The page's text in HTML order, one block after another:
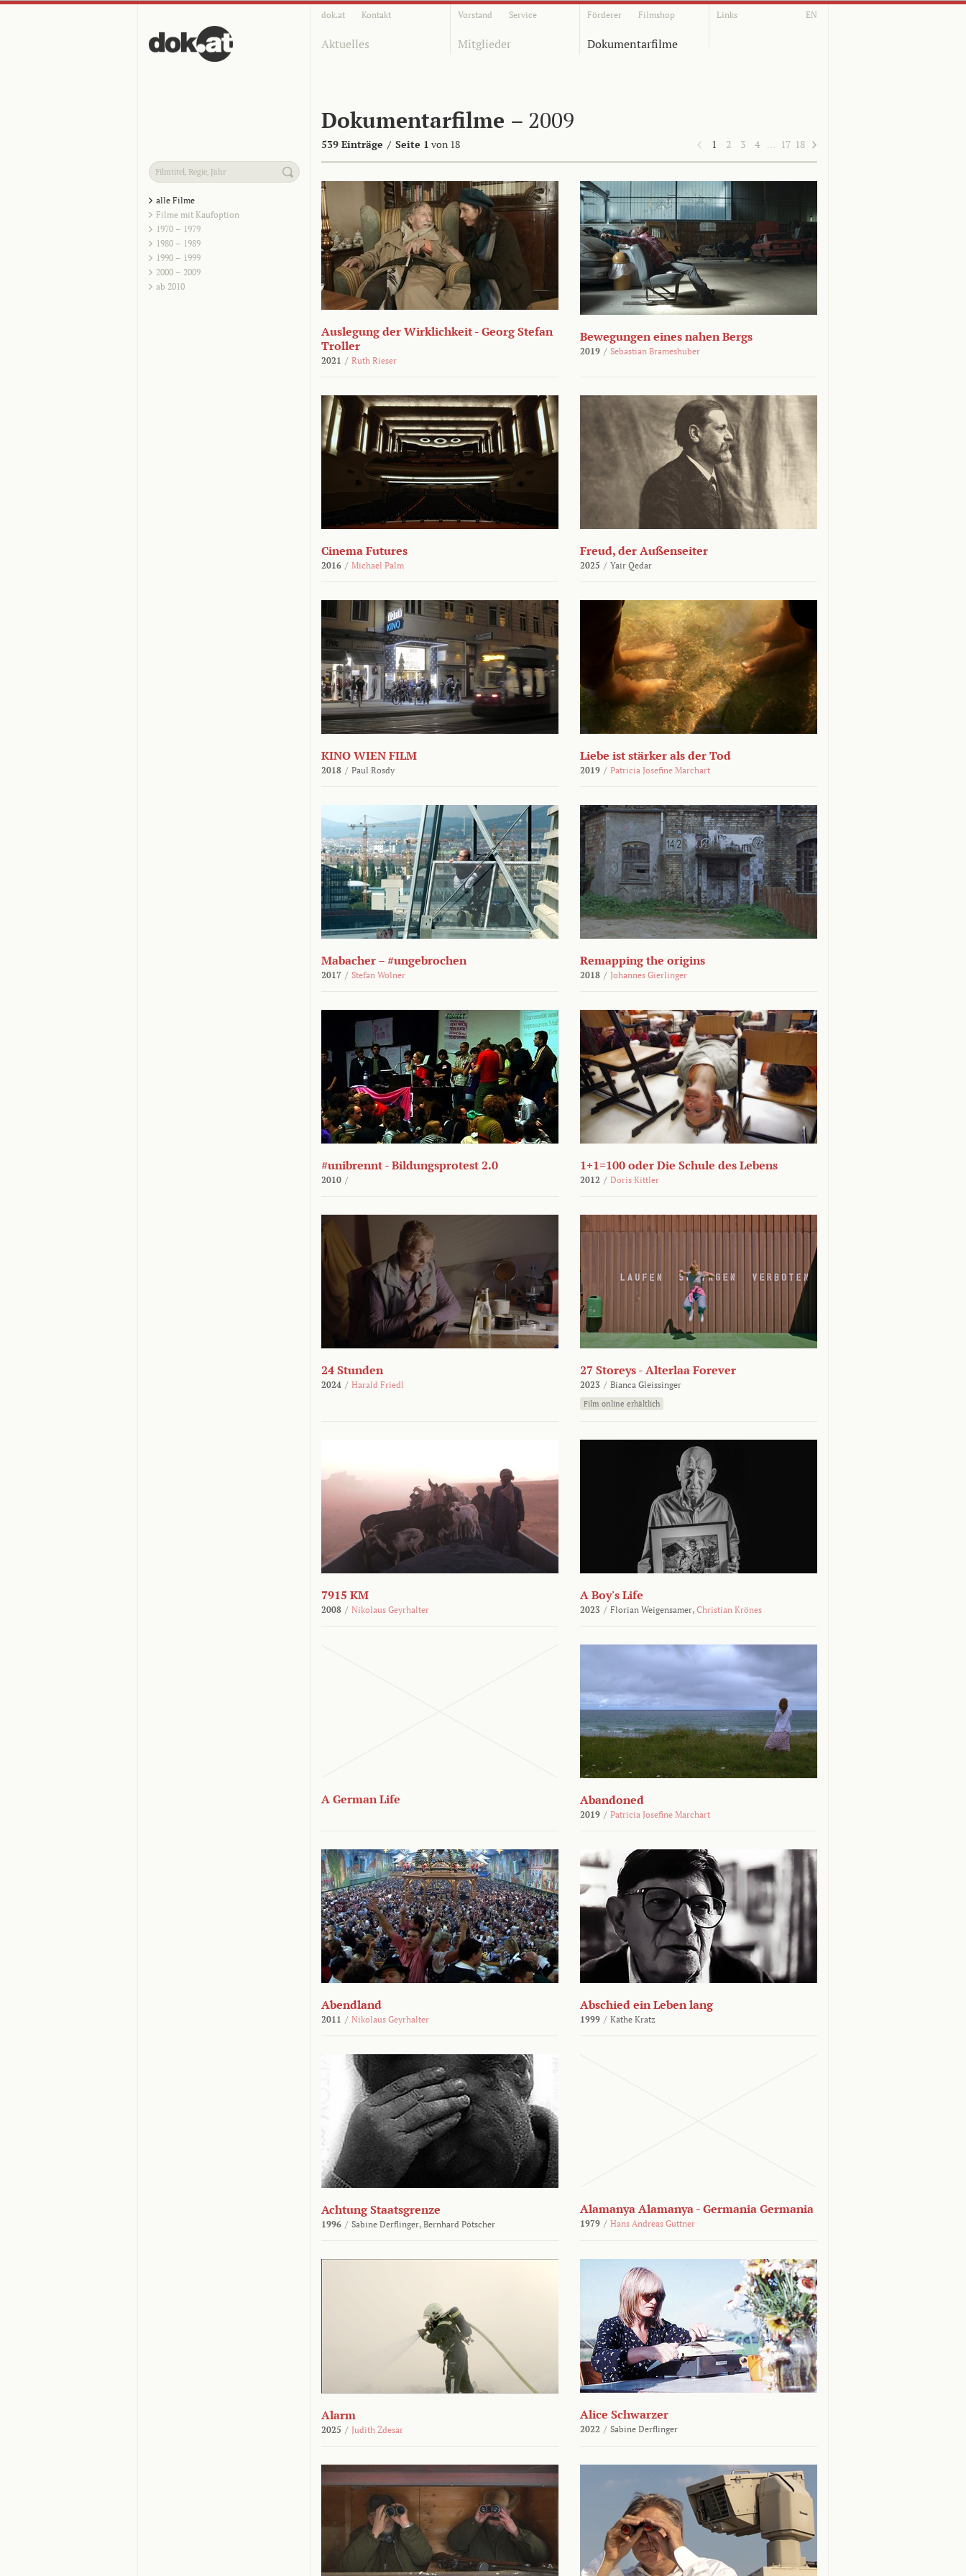
dok.at Kontakt Vorstand Service Förderer Filmshop Links EN
Aktuelles Mitglieder Dokumentarfilme
Dokumentarfilme – 2009
539 Einträge / Seite 1 von 18 1 2 3 4 … 17 18
alle Filme
Filme mit Kaufoption
1970 – 1979
1980 – 1989
1990 – 1999
2000 – 2009
ab 2010
Auslegung der Wirklichkeit - Georg Stefan
Troller
2021 / Ruth Rieser
Bewegungen eines nahen Bergs
2019 / Sebastian Brameshuber
Cinema Futures
2016 / Michael Palm
Freud, der Außenseiter
2025 / Yair Qedar
KINO WIEN FILM
2018 / Paul Rosdy
Liebe ist stärker als der Tod
2019 / Patricia Josefine Marchart
Mabacher – #ungebrochen
2017 / Stefan Wolner
Remapping the origins
2018 / Johannes Gierlinger
#unibrennt - Bildungsprotest 2.0
2010 /
1+1=100 oder Die Schule des Lebens
2012 / Doris Kittler
24 Stunden
2024 / Harald Friedl
27 Storeys - Alterlaa Forever
2023 / Bianca Gleissinger
Film online erhältlich
7915 KM
2008 / Nikolaus Geyrhalter
A Boy's Life
2023 / Florian Weigensamer, Christian Krönes
A German Life Abandoned
2019 / Patricia Josefine Marchart
Abendland
2011 / Nikolaus Geyrhalter
Abschied ein Leben lang
1999 / Käthe Kratz
Achtung Staatsgrenze
1996 / Sabine Derflinger, Bernhard Pötscher
Alamanya Alamanya - Germania Germania
1979 / Hans Andreas Guttner
Alarm
2025 / Judith Zdesar
Alice Schwarzer
2022 / Sabine Derflinger